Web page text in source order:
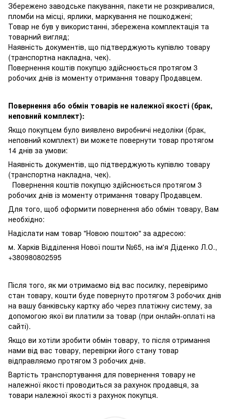
Збережено заводське пакування, пакети не розкривалися,
пломби на місці, ярлики, маркування не пошкоджені;
Товар не був у використанні, збережена комплектація та
товарний вигляд;
Наявність документів, що підтверджують купівлю товару
(транспортна накладна, чек).
Повернення коштів покупцю здійснюється протягом 3
робочих днів із моменту отримання товару Продавцем.
Повернення або обмін товарів не належної якості (брак,
неповний комплект):
Якщо покупцем було виявлено виробничі недоліки (брак,
неповний комплект) ви можете повернути товар протягом
14 днів за умови:
Наявність документів, що підтверджують купівлю товару
(транспортна накладна, чек).
Повернення коштів покупцю здійснюється протягом 3
робочих днів із моменту отримання товару Продавцем.
Для того, щоб оформити повернення або обмін товару, Вам
необхідно:
Надіслати нам товар "Новою поштою" за адресою:
м. Харків Відділення Нової пошти №65, на ім'я Діденко Л.О.,
+380980802595
Після того, як ми отримаємо від вас посилку, перевіримо
стан товару, кошти буде повернуто протягом 3 робочих днів
на вашу банківську картку або через платіжну систему, за
допомогою якої ви платили за товар (при онлайн-оплаті на
сайті).
Якщо ви хотіли зробити обмін товару, то після отримання
нами від вас товару, перевірки його стану товар
відправляємо протягом 3 робочих днів.
Вартість транспортування для повернення товару не
належної якості проводиться за рахунок продавця, за
товари належної якості з рахунок покупця.